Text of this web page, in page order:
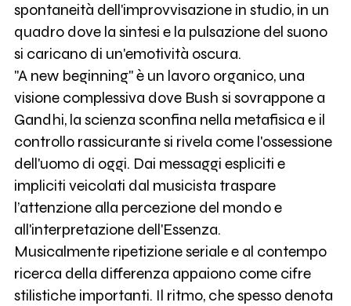
spontaneità dell'improvvisazione in studio, in un
quadro dove la sintesi e la pulsazione del suono
si caricano di un'emotività oscura.
"A new beginning" è un lavoro organico, una
visione complessiva dove Bush si sovrappone a
Gandhi, la scienza sconfina nella metafisica e il
controllo rassicurante si rivela come l'ossessione
dell'uomo di oggi. Dai messaggi espliciti e
impliciti veicolati dal musicista traspare
l’attenzione alla percezione del mondo e
all'interpretazione dell'Essenza.
Musicalmente ripetizione seriale e al contempo
ricerca della differenza appaiono come cifre
stilistiche importanti. Il ritmo, che spesso denota